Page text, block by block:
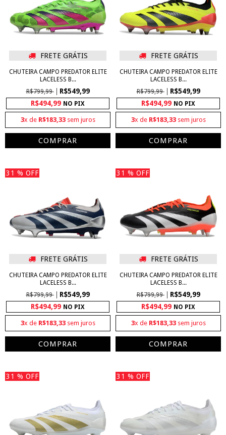
FRETE GRÁTIS
CHUTEIRA CAMPO PREDATOR ELITE
LACELESS B...
R$799,99
R$549,99
R$494,99 NO PIX
3x de R$183,33sem juros
COMPRAR
FRETE GRÁTIS
CHUTEIRA CAMPO PREDATOR ELITE
LACELESS B...
R$799,99
R$549,99
R$494,99 NO PIX
3x de R$183,33sem juros
COMPRAR
31 % OFF
FRETE GRÁTIS
CHUTEIRA CAMPO PREDATOR ELITE
LACELESS B...
R$799,99
R$549,99
R$494,99 NO PIX
3x de R$183,33sem juros
COMPRAR
31 % OFF
FRETE GRÁTIS
CHUTEIRA CAMPO PREDATOR ELITE
LACELESS B...
R$799,99
R$549,99
R$494,99 NO PIX
3x de R$183,33sem juros
COMPRAR
31 % OFF 31 % OFF